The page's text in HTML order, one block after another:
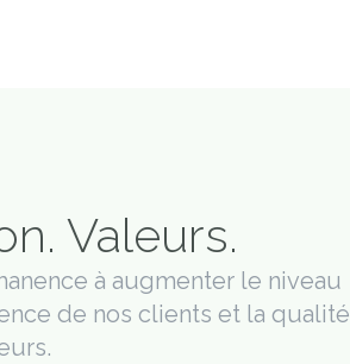
Valeurs.
à augmenter le niveau
de nos clients et la qualité